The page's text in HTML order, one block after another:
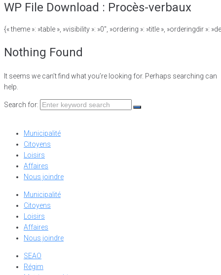
WP File Download : Procès-verbaux
{« theme »: »table », »visibility »: »0″, »ordering »: »title », »orderingdir
Nothing Found
It seems we can’t find what you’re looking for. Perhaps searching can
help.
Search for:
Municipalité
Citoyens
Loisirs
Affaires
Nous joindre
Municipalité
Citoyens
Loisirs
Affaires
Nous joindre
SEAO
Régim